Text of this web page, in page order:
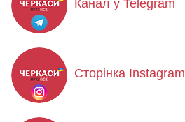
Канал у Telegram
Сторінка Instagram